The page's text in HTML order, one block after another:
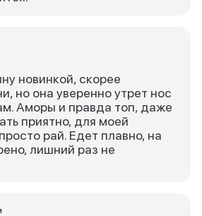
новинкой, скорее
но она уверенно утрет нос
Аморы и правда топ, даже
приятно, для моей
рай. Едет плавно, на
лишний раз не